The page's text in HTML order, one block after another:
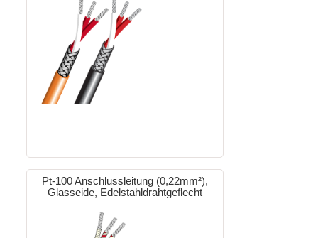
Pt-100 Anschlussleitung (0,22mm²),
Glasseide, Edelstahldrahtgeflecht